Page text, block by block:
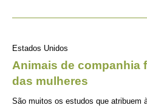
Estados Unidos
Animais de companhia
das mulheres
São muitos os estudos que atribuem